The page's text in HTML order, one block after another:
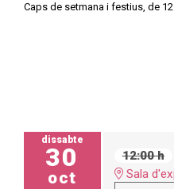
Caps de setmana i festius, de 12
dissabte
30
oct
12:00 h
Sala